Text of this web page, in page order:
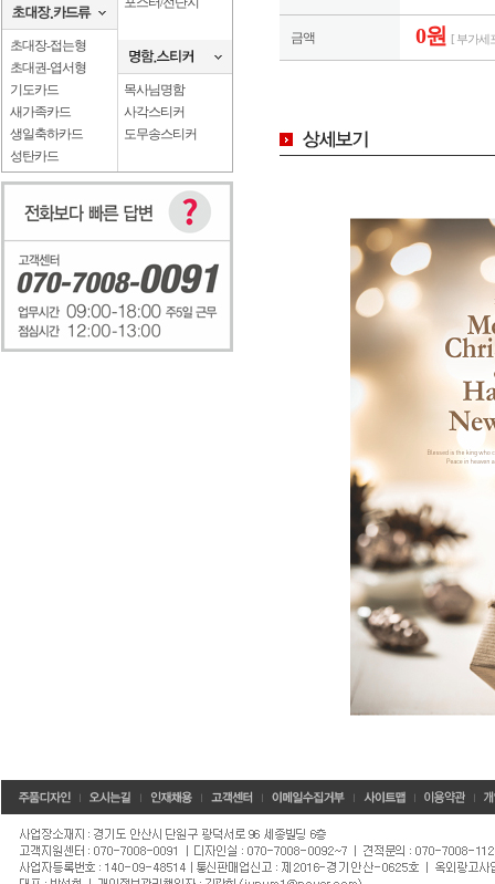
초대장-접는형
초대권-엽서형
기도카드
새가족카드
생일축하카드
성탄카드
목사님명함
사각스티커
도무송스티커
금액 0원 [ 부가세